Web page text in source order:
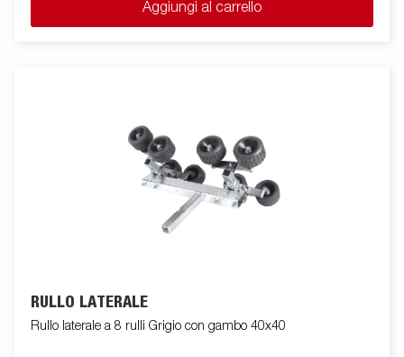
Aggiungi al carrello
RULLO LATERALE
Rullo laterale a 8 rulli Grigio con gambo 40x40